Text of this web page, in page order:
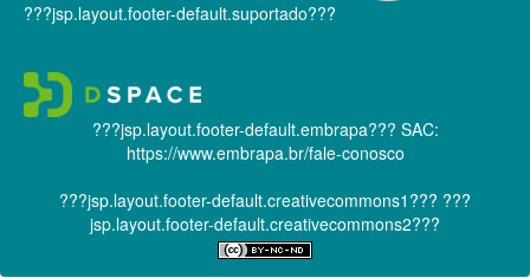
???jsp.layout.footer-default.suportado???
???jsp.layout.footer-default.embrapa??? SAC:
https://www.embrapa.br/fale-conosco
???jsp.layout.footer-default.creativecommons1??? ???
jsp.layout.footer-default.creativecommons2???